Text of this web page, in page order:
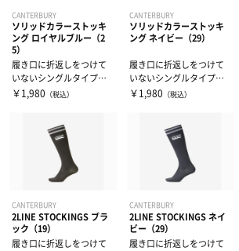
CANTERBURY
ソリッドカラーストッキ
ング ロイヤルブルー（2
5）
履き口に折返しをつけて
いないシングルタイプの
定番ソリッドカラースト
￥1,980 （税込）
CANTERBURY
ソリッドカラーストッキ
ング ネイビー（29）
履き口に折返しをつけて
いないシングルタイプの
定番ソリッドカラースト
￥1,980 （税込）
CANTERBURY
2LINE STOCKINGS ブラ
ック（19）
履き口に折返しをつけて
CANTERBURY
2LINE STOCKINGS ネイ
ビー（29）
履き口に折返しをつけて